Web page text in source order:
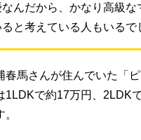
なんだから、かなり高級な
と考えている人もいるで
春馬さんが住んでいた「
1LDKで約17万円、2LDK